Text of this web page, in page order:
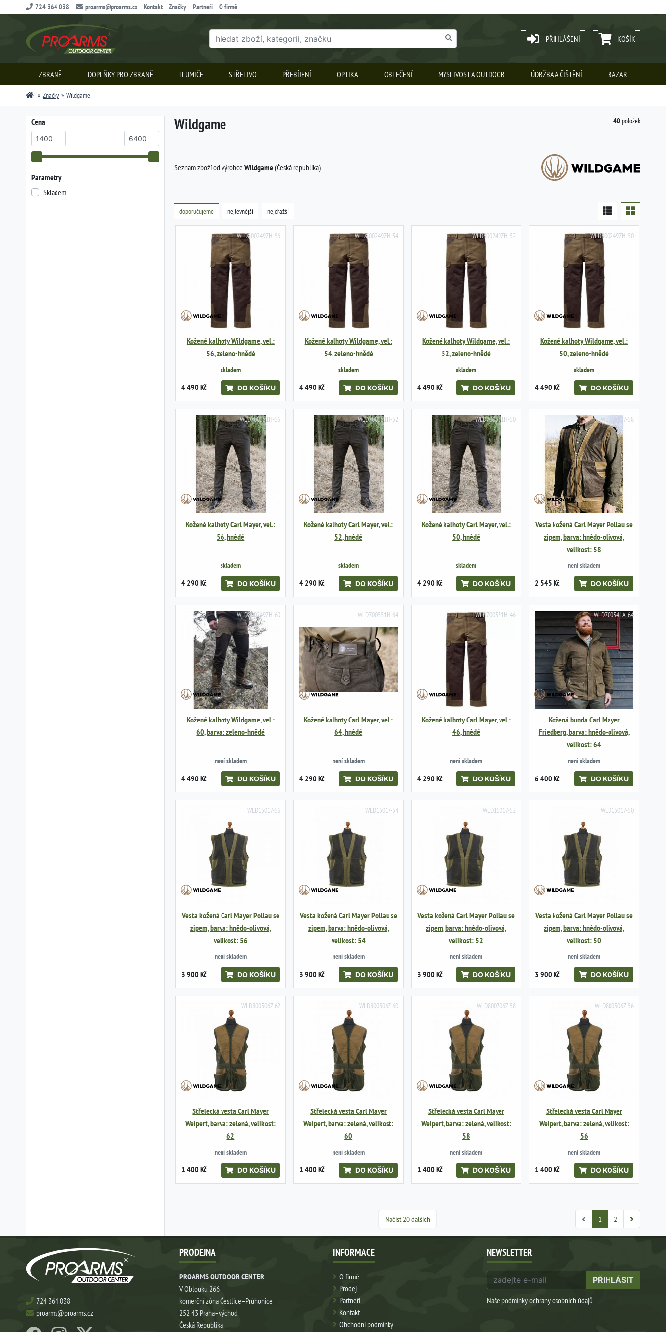
724 364 038 proarms@proarms.cz Kontakt Značky Partneři O firmě
PŘIHLÁŠENÍ KOŠÍK
ZBRANĚ DOPLŇKY PRO ZBRANĚ TLUMIČE STŘELIVO PŘEBÍJENÍ OPTIKA OBLEČENÍ MYSLIVOST A OUTDOOR ÚDRŽBA A ČIŠTĚNÍ BAZAR
Značky Wildgame
Wildgame
Seznam zboží od výrobce Wildgame(Česká republika)
40položek
doporučujeme nejlevnější nejdražší
WLD800249ZH-56
Kožené kalhoty Wildgame, vel.:
56, zeleno-hnědé
skladem
4 490 Kč DO KOŠÍKU
WLD800249ZH-54
Kožené kalhoty Wildgame, vel.:
54, zeleno-hnědé
skladem
4 490 Kč DO KOŠÍKU
WLD800249ZH-52
Kožené kalhoty Wildgame, vel.:
52, zeleno-hnědé
skladem
4 490 Kč DO KOŠÍKU
WLD800249ZH-50
Kožené kalhoty Wildgame, vel.:
50, zeleno-hnědé
skladem
4 490 Kč DO KOŠÍKU
WLD700551H-56
Kožené kalhoty Carl Mayer, vel.:
56, hnědé
skladem
4 290 Kč DO KOŠÍKU
WLD700551H-52
Kožené kalhoty Carl Mayer, vel.:
52, hnědé
skladem
4 290 Kč DO KOŠÍKU
WLD700551H-50
Kožené kalhoty Carl Mayer, vel.:
50, hnědé
skladem
4 290 Kč DO KOŠÍKU
WLD15017-58
Vesta kožená Carl Mayer Pollau se
zipem, barva: hnědo-olivová,
velikost: 58
není skladem
2 545 Kč DO KOŠÍKU
WLD800249ZH-60
Kožené kalhoty Wildgame, vel.:
60, barva: zeleno-hnědé
není skladem
4 490 Kč DO KOŠÍKU
WLD700551H-64
Kožené kalhoty Carl Mayer, vel.:
64, hnědé
není skladem
4 290 Kč DO KOŠÍKU
WLD700551H-46
Kožené kalhoty Carl Mayer, vel.:
46, hnědé
není skladem
4 290 Kč DO KOŠÍKU
WLD700541A-64
Kožená bunda Carl Mayer
Friedberg, barva: hnědo-olivová,
velikost: 64
není skladem
6 400 Kč DO KOŠÍKU
WLD15017-56
Vesta kožená Carl Mayer Pollau se
zipem, barva: hnědo-olivová,
velikost: 56
není skladem
3 900 Kč DO KOŠÍKU
WLD15017-54
Vesta kožená Carl Mayer Pollau se
zipem, barva: hnědo-olivová,
velikost: 54
není skladem
3 900 Kč DO KOŠÍKU
WLD15017-52
Vesta kožená Carl Mayer Pollau se
zipem, barva: hnědo-olivová,
velikost: 52
není skladem
3 900 Kč DO KOŠÍKU
WLD15017-50
Vesta kožená Carl Mayer Pollau se
zipem, barva: hnědo-olivová,
velikost: 50
není skladem
3 900 Kč DO KOŠÍKU
WLD800306Z-62
Střelecká vesta Carl Mayer
Weipert, barva: zelená, velikost:
62
není skladem
1 400 Kč DO KOŠÍKU
WLD800306Z-60
Střelecká vesta Carl Mayer
Weipert, barva: zelená, velikost:
60
není skladem
1 400 Kč DO KOŠÍKU
WLD800306Z-58
Střelecká vesta Carl Mayer
Weipert, barva: zelená, velikost:
58
není skladem
1 400 Kč DO KOŠÍKU
WLD800306Z-56
Střelecká vesta Carl Mayer
Weipert, barva: zelená, velikost:
56
není skladem
1 400 Kč DO KOŠÍKU
Načíst 20 dalších 1 2
Cena
Parametry
Skladem
724 364 038
proarms@proarms.cz
PRODEJNA
PROARMS OUTDOOR CENTER
V Oblouku 266
komerční zóna Čestlice–Průhonice
252 43 Praha–východ
Česká Republika
INFORMACE
O firmě
Prodej
Partneři
Kontakt
Obchodní podmínky
NEWSLETTER
PŘIHLÁSIT
Naše podmínkyochrany osobních údajů